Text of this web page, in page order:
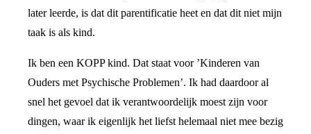
later leerde, is dat dit parentificatie heet en dat dit niet mijn
taak is als kind.
Ik ben een KOPP kind. Dat staat voor ’Kinderen van
Ouders met Psychische Problemen’. Ik had daardoor al
snel het gevoel dat ik verantwoordelijk moest zijn voor
dingen, waar ik eigenlijk het liefst helemaal niet mee bezig